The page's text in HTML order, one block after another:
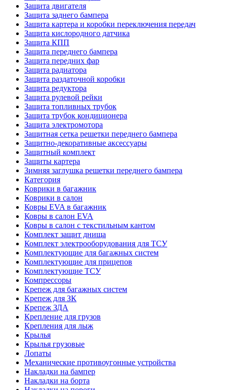
Защита двигателя
Защита заднего бампера
Защита картера и коробки переключения передач
Защита кислородного датчика
Защита КПП
Защита переднего бампера
Защита передних фар
Защита радиатора
Защита раздаточной коробки
Защита редуктора
Защита рулевой рейки
Защита топливных трубок
Защита трубок кондиционера
Защита электромотора
Защитная сетка решетки переднего бампера
Защитно-декоративные аксессуары
Защитный комплект
Защиты картера
Зимняя заглушка решетки переднего бампера
Категория
Коврики в багажник
Коврики в салон
Ковры EVA в багажник
Ковры в салон EVA
Ковры в салон с текстильным кантом
Комплект защит днища
Комплект электрооборудования для ТСУ
Комплектующие для багажных систем
Комплектующие для прицепов
Комплектующие ТСУ
Компрессоры
Крепеж для багажных систем
Крепеж для ЗК
Крепеж ЗДА
Крепление для грузов
Крепления для лыж
Крылья
Крылья грузовые
Лопаты
Механические противоугонные устройства
Накладки на бампер
Накладки на борта